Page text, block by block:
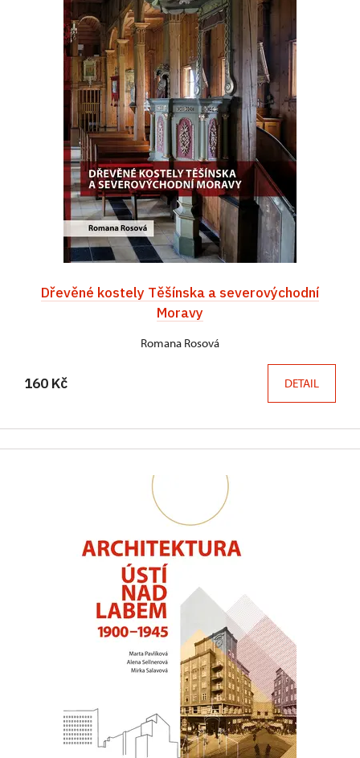
Dřevěné kostely Těšínska a severovýchodní
Moravy
Romana Rosová
160 Kč DETAIL